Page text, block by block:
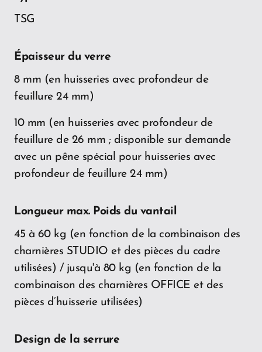
TSG
Épaisseur du verre
8 mm (en huisseries avec profondeur de
feuillure 24 mm)
10 mm (en huisseries avec profondeur de
feuillure de 26 mm ; disponible sur demande
avec un pêne spécial pour huisseries avec
profondeur de feuillure 24 mm)
Longueur max. Poids du vantail
45 à 60 kg (en fonction de la combinaison des
charnières STUDIO et des pièces du cadre
utilisées) / jusqu'à 80 kg (en fonction de la
combinaison des charnières OFFICE et des
pièces d’huisserie utilisées)
Design de la serrure